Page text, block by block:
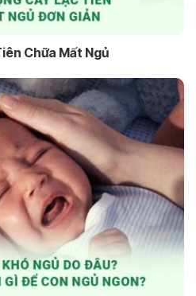
Chữa Mất Ngủ